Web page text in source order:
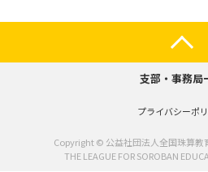
支部・事務局
プライバシーポ
Copyright © 公益社団法人全国珠算教
THE LEAGUE FOR SOROBAN